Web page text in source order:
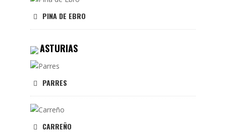
PINA DE EBRO
ASTURIAS
PARRES
CARREÑO